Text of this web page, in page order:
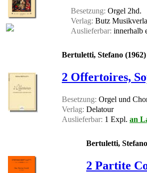
Besetzung: Orgel 2hd.
Verlag: Butz
Auslieferbar: innerhalb
Bertuletti, Stefano (1962)
2 Offertoires,
Besetzung: Orgel und
Verlag: Delatour
Auslieferbar: 1 Expl. an
Bertuletti,
2 Partite